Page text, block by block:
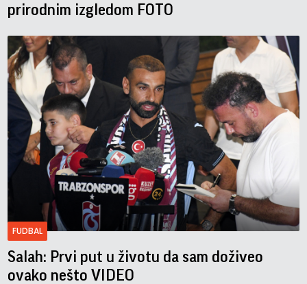
prirodnim izgledom FOTO
FUDBAL
Salah: Prvi put u životu da sam doživeo
ovako nešto VIDEO